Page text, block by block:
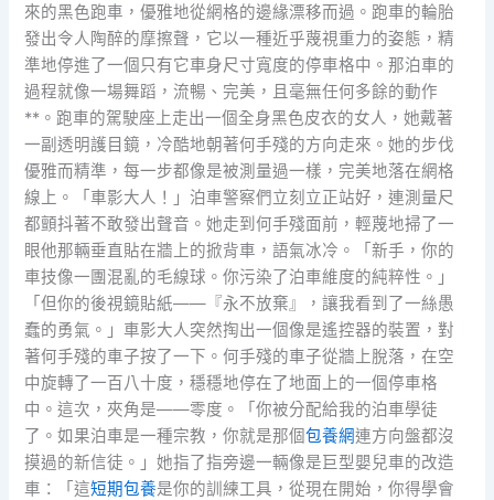
來的黑色跑車，優雅地從網格的邊緣漂移而過。跑車的輪胎
發出令人陶醉的摩擦聲，它以一種近乎蔑視重力的姿態，精
準地停進了一個只有它車身尺寸寬度的停車格中。那泊車的
過程就像一場舞蹈，流暢、完美，且毫無任何多餘的動作
**。跑車的駕駛座上走出一個全身黑色皮衣的女人，她戴著
一副透明護目鏡，冷酷地朝著何手殘的方向走來。她的步伐
優雅而精準，每一步都像是被測量過一樣，完美地落在網格
線上。「車影大人！」泊車警察們立刻立正站好，連測量尺
都顫抖著不敢發出聲音。她走到何手殘面前，輕蔑地掃了一
眼他那輛垂直貼在牆上的掀背車，語氣冰冷。「新手，你的
車技像一團混亂的毛線球。你污染了泊車維度的純粹性。」
「但你的後視鏡貼紙——『永不放棄』，讓我看到了一絲愚
蠢的勇氣。」車影大人突然掏出一個像是遙控器的裝置，對
著何手殘的車子按了一下。何手殘的車子從牆上脫落，在空
中旋轉了一百八十度，穩穩地停在了地面上的一個停車格
中。這次，夾角是——零度。「你被分配給我的泊車學徒
了。如果泊車是一種宗教，你就是那個包養網連方向盤都沒
摸過的新信徒。」她指了指旁邊一輛像是巨型嬰兒車的改造
車：「這短期包養是你的訓練工具，從現在開始，你得學會